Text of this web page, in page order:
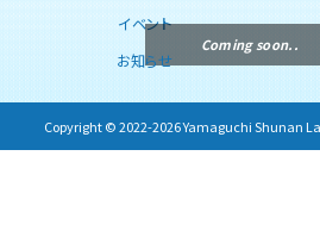
イベント
お知らせ
Copyright © 2022-2026 Yamaguchi Shunan